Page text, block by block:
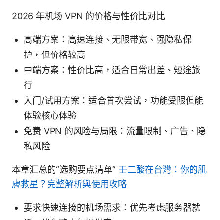
2026 年机场 VPN 的价格与性价比对比
高端方案：高速连接、无限带宽、强隐私保
护，但价格较高
中端方案：性价比高，适合日常出差、短途旅
行
入门/试用方案：适合首次尝试，功能受限但能
体验核心体验
免费 VPN 的风险与局限：流量限制、广告、隐
私风险
本章汇总的“选购要点清单” 壬二酸在台灣：你的肌
膚救星？完整解析與使用攻略
要求快速连接的机场需求：优先考虑服务器就